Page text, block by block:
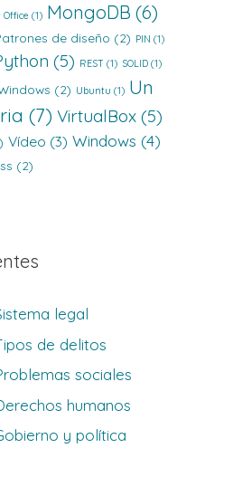
(1) MongoDB (6)
de diseño (2) PIN (1)
(5) REST (1) SOLID (1)
(2) Ubuntu (1) Un
(7) VirtualBox (5)
Vídeo (3) Windows (4)
(2)
legal
de delitos
sociales
humanos
y política